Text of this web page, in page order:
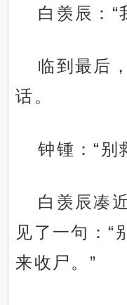
白羡辰：“
临到最后
话。
钟锺：“
白羡辰凑
见了一句：“
来收尸。”